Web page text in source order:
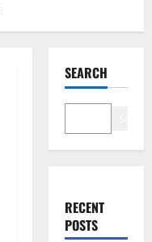
SEARCH
RECENT
POSTS